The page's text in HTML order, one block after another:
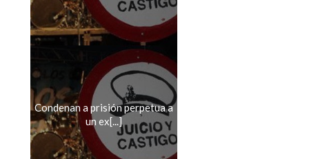
Condenan a prisión perpetua a
un ex[...]